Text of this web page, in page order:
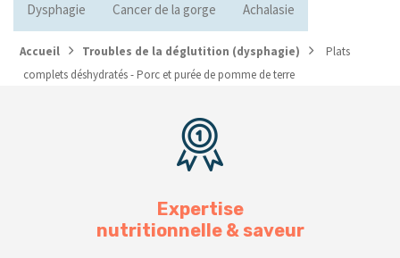
Accueil Troubles de la déglutition (dysphagie)
Plats
complets déshydratés - Porc et purée de pomme de terre
Dysphagie Cancer de la gorge Achalasie
Expertise
nutritionnelle & saveur